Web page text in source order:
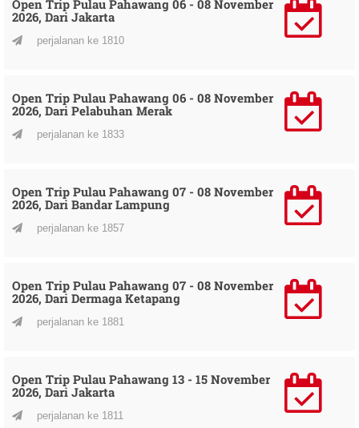
Open Trip Pulau Pahawang 06 - 08 November
2026, Dari Jakarta
perjalanan ke 1810
Open Trip Pulau Pahawang 06 - 08 November
2026, Dari Pelabuhan Merak
perjalanan ke 1833
Open Trip Pulau Pahawang 07 - 08 November
2026, Dari Bandar Lampung
perjalanan ke 1857
Open Trip Pulau Pahawang 07 - 08 November
2026, Dari Dermaga Ketapang
perjalanan ke 1881
Open Trip Pulau Pahawang 13 - 15 November
2026, Dari Jakarta
perjalanan ke 1811